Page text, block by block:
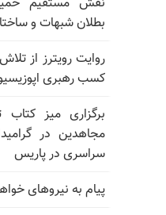
بطلان شبهات و
روایت رویترز از
کسب رهبری
برگزاری میز کتاب
مجاهدین در
سراسری در پاریس
پیام به نیروهای خواهان